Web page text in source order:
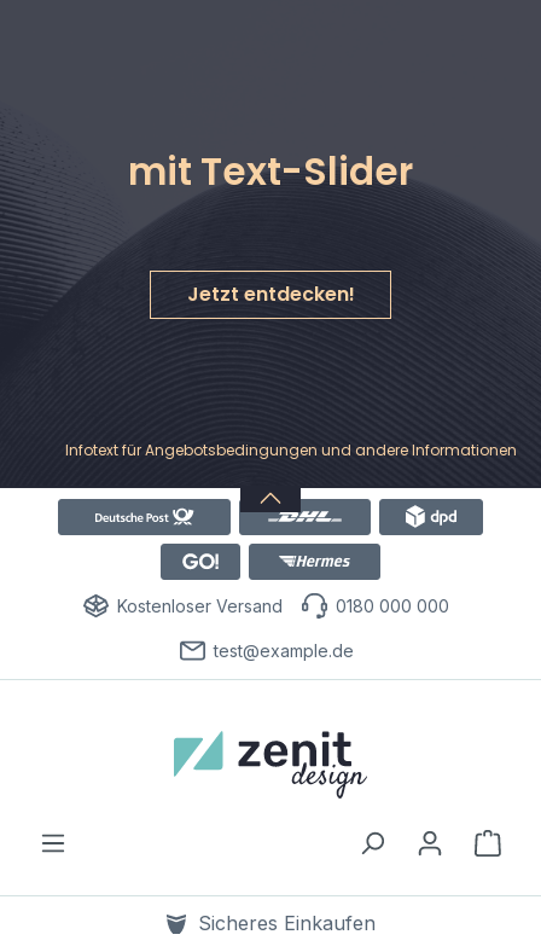
Nachrichten & Hinweise
mit Text-Slider
Jetzt entdecken!
Infotext für Angebotsbedingungen und andere Informationen
Kostenloser Versand 0180 000 000
test@example.de
Sicheres Einkaufen